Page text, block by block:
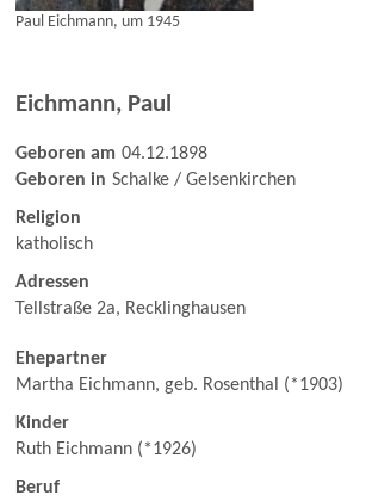
Paul Eichmann, um 1945
Eichmann, Paul
Geboren am 04.12.1898
Geboren in Schalke / Gelsenkirchen
Religion
katholisch
Adressen
Tellstraße 2a, Recklinghausen
Ehepartner
Martha Eichmann, geb. Rosenthal (*1903)
Kinder
Ruth Eichmann (*1926)
Beruf